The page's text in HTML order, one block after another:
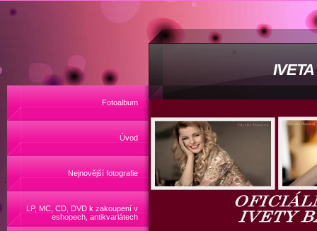
Fotoalbum
Úvod
Nejnovější fotografie
LP, MC, CD, DVD k zakoupení v
eshopech, antikvariátech